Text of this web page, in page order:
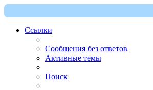
Ссылки
Сообщения без ответов
Активные темы
Поиск